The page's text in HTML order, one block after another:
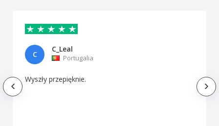
C
C_Leal
Portugalia
Wyszły przepięknie.